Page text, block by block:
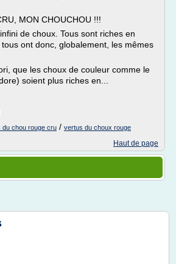
MON CHOUCHOU !!!
de choux. Tous sont riches en
ont donc, globalement, les mêmes
que les choux de couleur comme le
soient plus riches en...
du chou rouge cru / vertus du choux rouge
Haut de page